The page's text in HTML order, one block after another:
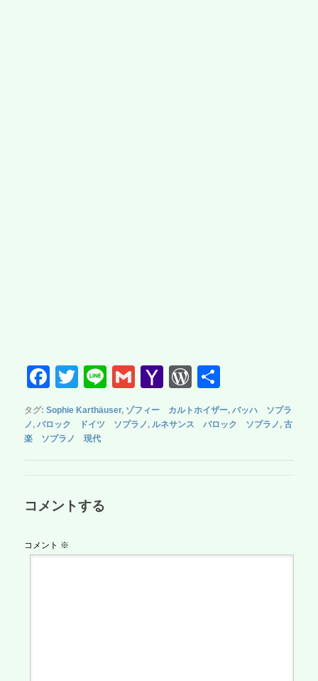
F
a
c
e
b
o
k
T
wi
tt
er
Li
e
G
m
ail
Y
a
h
o
W
or
d
e
有
タグ: Sophie Karthäuser, ゾフィー カルトホイザー, バッハ ソプラ
ノ , バロック ドイツ ソプラノ , ルネサンス バロック ソプラノ , 古
楽 ソプラノ 現代
コメントする
コメント ※